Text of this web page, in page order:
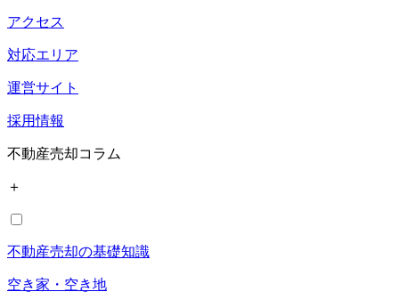
アクセス
対応エリア
運営サイト
採用情報
不動産売却コラム
＋
不動産売却の基礎知識
空き家・空き地